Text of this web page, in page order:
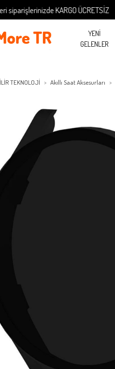
KARGO ÜCRETSİZ
YENİ
GELENLER
TEKNOLOJİ Akıllı Saat Aksesurları